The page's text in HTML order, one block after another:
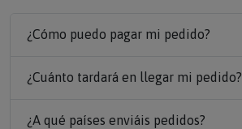
¿Cómo puedo pagar mi pedido?
¿Cuánto tardará en llegar mi pedido?
¿A qué países enviáis pedidos?